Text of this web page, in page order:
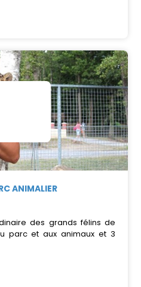
ANIMALIER
des grands félins de
parc et aux animaux et 3